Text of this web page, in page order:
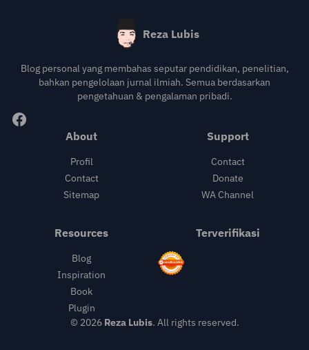
Reza Lubis
Blog personal yang membahas seputar pendidikan, penelitian,
bahkan pengelolaan jurnal ilmiah. Semua berdasarkan
pengetahuan & pengalaman pribadi.
About
Profil
Contact
Sitemap
Support
Contact
Donate
WA Channel
Resources
Blog
Inspiration
Book
Plugin
Terverifikasi
© 2026 Reza Lubis. All rights reserved.